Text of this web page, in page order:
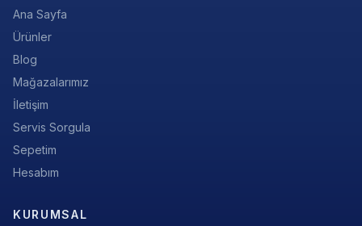
Ana Sayfa
Ürünler
Blog
Mağazalarımız
İletişim
Servis Sorgula
Sepetim
Hesabım
KURUMSAL